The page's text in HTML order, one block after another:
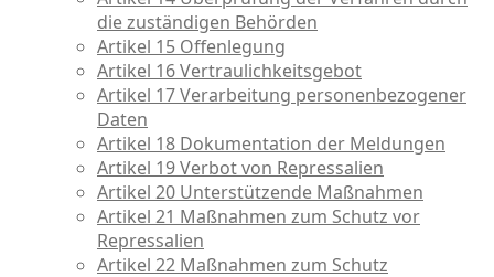
die zuständigen Behörden
Artikel 15 Offenlegung
Artikel 16 Vertraulichkeitsgebot
Artikel 17 Verarbeitung personenbezogener
Daten
Artikel 18 Dokumentation der Meldungen
Artikel 19 Verbot von Repressalien
Artikel 20 Unterstützende Maßnahmen
Artikel 21 Maßnahmen zum Schutz vor
Repressalien
Artikel 22 Maßnahmen zum Schutz